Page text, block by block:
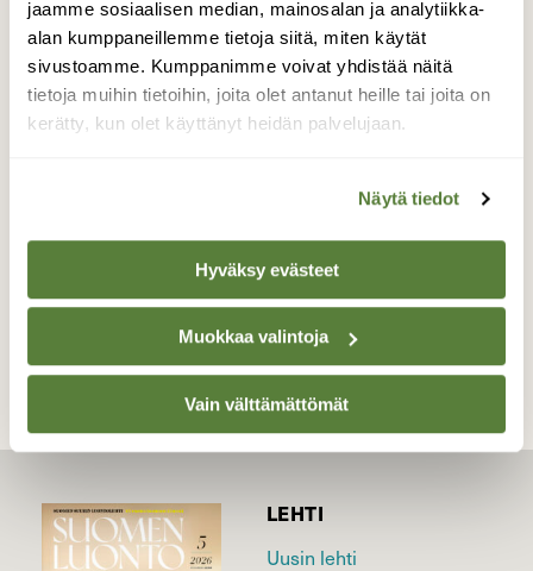
jaamme sosiaalisen median, mainosalan ja analytiikka-
alan kumppaneillemme tietoja siitä, miten käytät
sivustoamme. Kumppanimme voivat yhdistää näitä
tietoja muihin tietoihin, joita olet antanut heille tai joita on
kerätty, kun olet käyttänyt heidän palvelujaan.
Näytä tiedot
Hyväksy evästeet
Muokkaa valintoja
Vain välttämättömät
Varjot
Pe 2.10. vastarannan kolmen lentävän
joutsenen ja koivujen varjot kuvittivat tyyntä
Tornionjokea Suensaaren kohdalla.
LEHTI
Uusin lehti